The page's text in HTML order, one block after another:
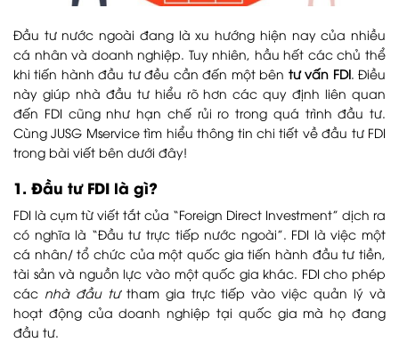
Đầu tư nước ngoài đang là xu hướng hiện nay của nhiều
cá nhân và doanh nghiệp. Tuy nhiên, hầu hết các chủ thể
khi tiến hành đầu tư đều cần đến một bên tư vấn FDI. Điều
này giúp nhà đầu tư hiểu rõ hơn các quy định liên quan
đến FDI cũng như hạn chế rủi ro trong quá trình đầu tư.
Cùng JUSG Mservice tìm hiểu thông tin chi tiết về đầu tư FDI
trong bài viết bên dưới đây!
1. Đầu tư FDI là gì?
FDI là cụm từ viết tắt của “Foreign Direct Investment” dịch ra
có nghĩa là “Đầu tư trực tiếp nước ngoài”. FDI là việc một
cá nhân/ tổ chức của một quốc gia tiến hành đầu tư tiền,
tài sản và nguồn lực vào một quốc gia khác. FDI cho phép
các nhà đầu tư tham gia trực tiếp vào việc quản lý và
hoạt động của doanh nghiệp tại quốc gia mà họ đang
đầu tư.